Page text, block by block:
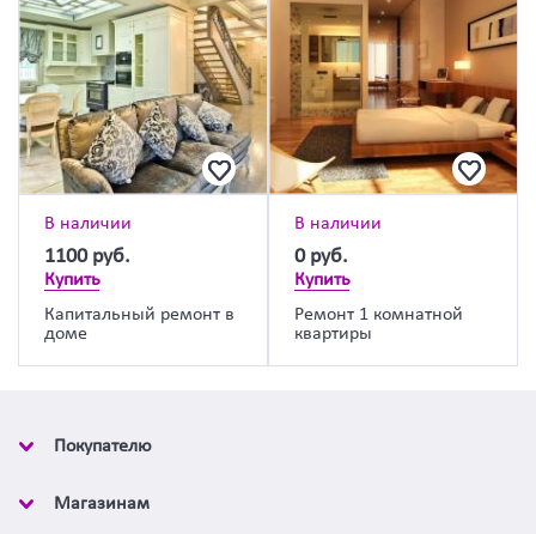
В наличии
1100 руб.
Купить
Капитальный ремонт в
доме
В наличии
0 руб.
Купить
Ремонт 1 комнатной
квартиры
Покупателю
Магазинам